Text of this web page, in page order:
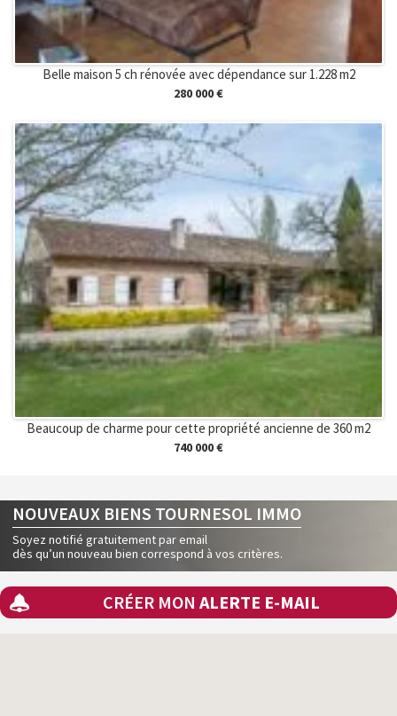
Belle maison 5 ch rénovée avec dépendance sur 1.228 m2
280 000 €
Beaucoup de charme pour cette propriété ancienne de 360 m2
740 000 €
NOUVEAUX BIENS TOURNESOL IMMO
Soyez notifié gratuitement par email
dès qu’un nouveau bien correspond à vos critères.
CRÉER MON ALERTE E-MAIL